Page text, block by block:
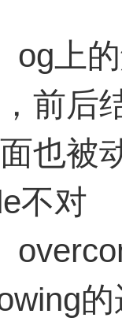
og上
前后
也被
不对